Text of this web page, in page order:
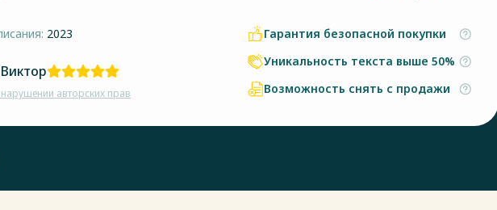
2023
авторских прав
Гарантия безопасной покупки
Уникальность текста выше 50%
Возможность снять с продажи